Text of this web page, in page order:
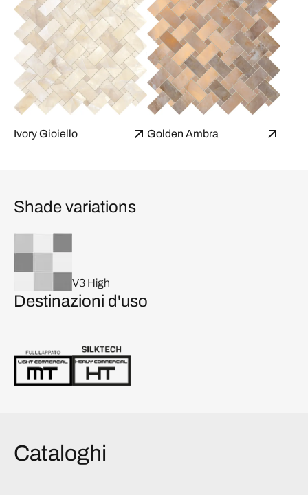
Ivory Gioiello Golden Ambra
Shade variations
V3 High
Destinazioni d'uso
Cataloghi